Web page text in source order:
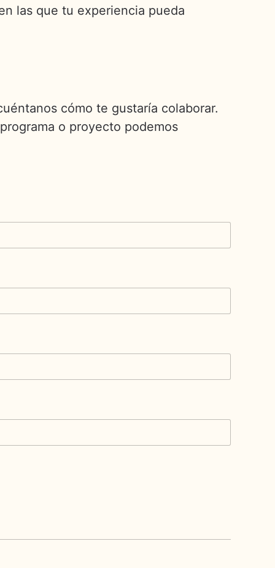
las que tu experiencia pueda
cómo te gustaría colaborar.
o proyecto podemos